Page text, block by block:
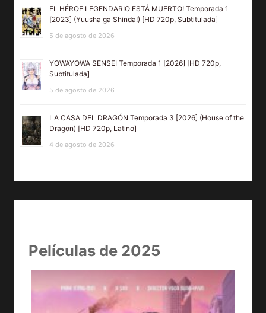
EL HÉROE LEGENDARIO ESTÁ MUERTO! Temporada 1
[2023] (Yuusha ga Shinda!) [HD 720p, Subtitulada]
5 de agosto de 2026
YOWAYOWA SENSEI Temporada 1 [2026] [HD 720p,
Subtitulada]
5 de agosto de 2026
LA CASA DEL DRAGÓN Temporada 3 [2026] (House of the
Dragon) [HD 720p, Latino]
4 de agosto de 2026
Películas de 2025